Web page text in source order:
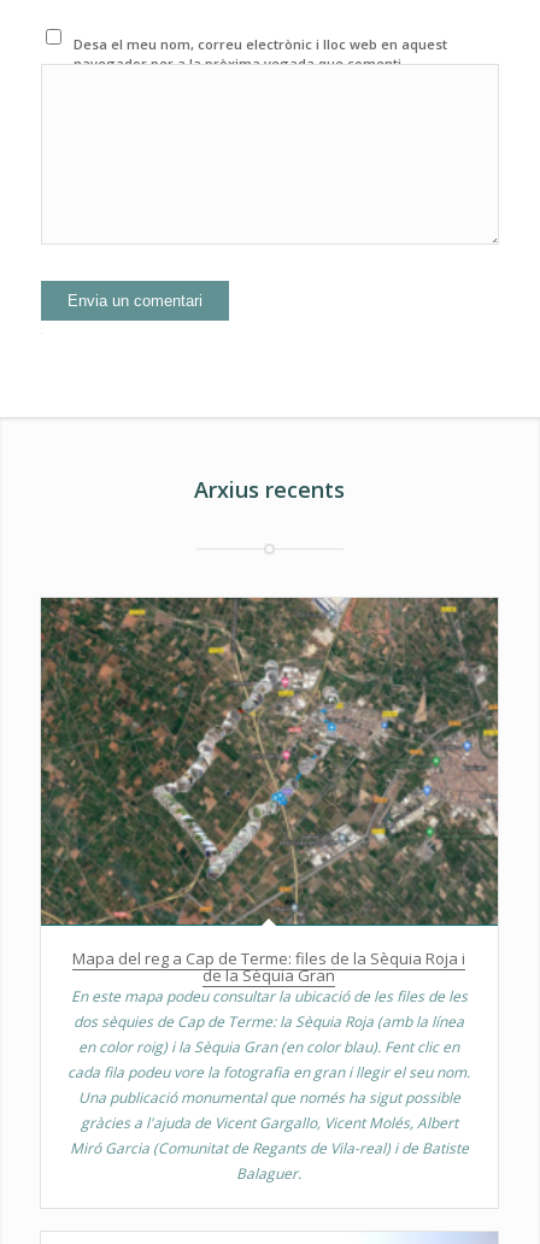
Desa el meu nom, correu electrònic i lloc web en aquest
navegador per a la pròxima vegada que comenti.
Arxius recents
Mapa del reg a Cap de Terme: files de la Sèquia Roja i
de la Sèquia Gran
En este mapa podeu consultar la ubicació de les files de les
dos sèquies de Cap de Terme: la Sèquia Roja (amb la línea
en color roig) i la Sèquia Gran (en color blau). Fent clic en
cada fila podeu vore la fotografia en gran i llegir el seu nom.
Una publicació monumental que només ha sigut possible
gràcies a l'ajuda de Vicent Gargallo, Vicent Molés, Albert
Miró Garcia (Comunitat de Regants de Vila-real) i de Batiste
Balaguer.